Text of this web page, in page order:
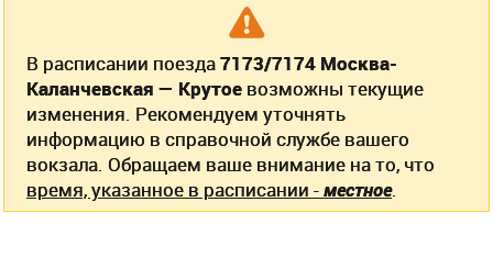
В расписании поезда7173/7174 Москва-
Каланчевская — Крутое возможны текущие
изменения. Рекомендуем уточнять
информацию в справочной службе вашего
вокзала. Обращаем ваше внимание на то, что
время, указанное в расписании -местное.